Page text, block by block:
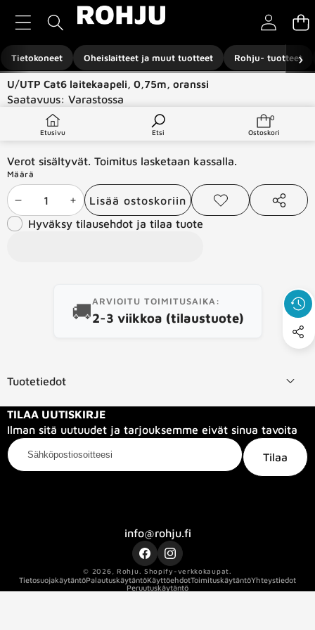
Tietokoneet Oheislaitteet ja muut tuotteet Rohju- tuotteet
›
Etusivu Etsi
0
0
Ostoskori
Siirry tuotetietoihin
U/UTP Cat6 laitekaapeli, 0,75m, oranssi
Saatavuus: Varastossa
Tuotetyyppi:
Verot sisältyvät. Toimitus lasketaan kassalla.
Määrä
Vähennä
määrää
Lisää
määrää
Lisää ostoskoriin
Lisää
toivelistaan
Jaa
Hyväksy tilausehdot ja tilaa tuote
🚚ARVIOITU TOIMITUSAIKA:
2-3 viikkoa (tilaustuote)
Tuotetiedot
TILAA UUTISKIRJE
Ilman sitä uutuudet ja tarjouksemme eivät sinua tavoita
Sähköpostiosoitteesi
Tilaa
info@rohju.fi
FacebookInstagram
© 2026, Rohju Shopify-verkkokaupat.
TietosuojakäytäntöPalautuskäytäntöKäyttöehdotToimituskäytäntöYhteystiedot
Peruutuskäytäntö